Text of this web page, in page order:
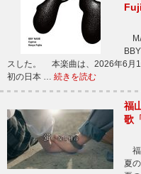
スした。 本楽曲は、2026年6月
初の日本 … 続きを読む
福
歌
福
夏